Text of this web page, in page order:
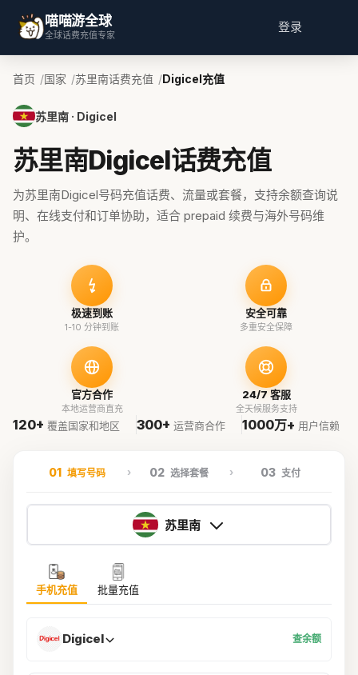
喵喵游全球
全球话费充值专家
登录
首页 国家 苏里南话费充值 Digicel充值
苏里南 · Digicel
苏里南Digicel话费充值
为苏里南Digicel号码充值话费、流量或套餐，支持余额查询说
明、在线支付和订单协助，适合 prepaid 续费与海外号码维
护。
极速到账
1-10 分钟到账
安全可靠
多重安全保障
官方合作
本地运营商直充
24/7 客服
全天候服务支持
120+ 覆盖国家和地区 300+ 运营商合作 1000万+ 用户信赖
01 填写号码 02 选择套餐 03 支付
苏里南
手机充值 批量充值
Digicel 查余额